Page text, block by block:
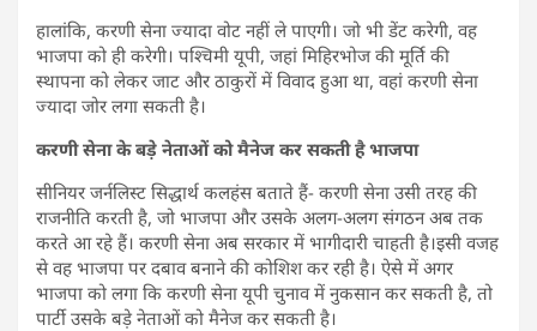
हालांकि, करणी सेना ज्यादा वोट नहीं ले पाएगी। जो भी डेंट करेगी, वह
भाजपा को ही करेगी। पश्चिमी यूपी, जहां मिहिरभोज की मूर्ति की
स्थापना को लेकर जाट और ठाकुरों में विवाद हुआ था, वहां करणी सेना
ज्यादा जोर लगा सकती है।
करणी सेना के बड़े नेताओं को मैनेज कर सकती है भाजपा
सीनियर जर्नलिस्ट सिद्धार्थ कलहंस बताते हैं- करणी सेना उसी तरह की
राजनीति करती है, जो भाजपा और उसके अलग-अलग संगठन अब तक
करते आ रहे हैं। करणी सेना अब सरकार में भागीदारी चाहती है।इसी वजह
से वह भाजपा पर दबाव बनाने की कोशिश कर रही है। ऐसे में अगर
भाजपा को लगा कि करणी सेना यूपी चुनाव में नुकसान कर सकती है, तो
पार्टी उसके बड़े नेताओं को मैनेज कर सकती है।